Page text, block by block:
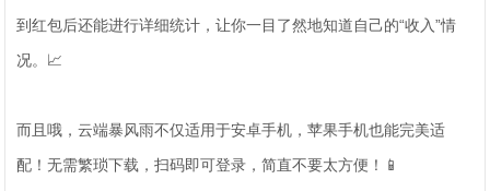
到红包后还能进行详细统计，让你一目了然地知道自己的“收入”情
况。📈
而且哦，云端暴风雨不仅适用于安卓手机，苹果手机也能完美适
配！无需繁琐下载，扫码即可登录，简直不要太方便！📱